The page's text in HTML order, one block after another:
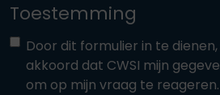
Toestemming
Door dit formulier in te
akkoord dat CWSI mijn
om op mijn vraag te reageren.